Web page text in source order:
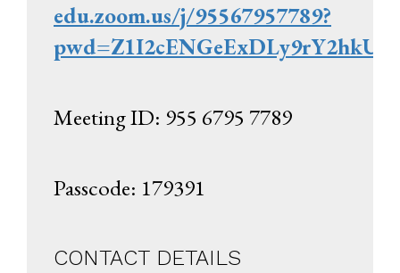
edu.zoom.us/j/95567957789?
Meeting ID: 955 6795 7789
Passcode: 179391
CONTACT DETAILS